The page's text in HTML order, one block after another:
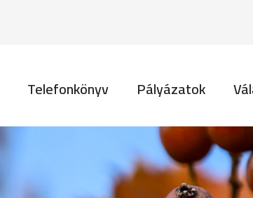
Telefonkönyv Pályázatok